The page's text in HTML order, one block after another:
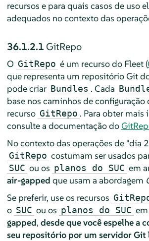
recursos e para quais casos de uso
adequados no contexto das
36.1.2.1 GitRepo
O GitRepo é um recurso do Fleet (
que representa um repositório Git
pode criar Bundles . Cada
base nos caminhos de
recurso GitRepo . Para obter mais
consulte a documentação do
No contexto das operações de "dia
GitRepo costumam ser usados
SUC ou os planos do SUC em
air-gapped que usam a abordagem
Se preferir, use os recursos
o SUC ou os planos do SUC
gapped, desde que você espelhe a
seu repositório por um servidor Git